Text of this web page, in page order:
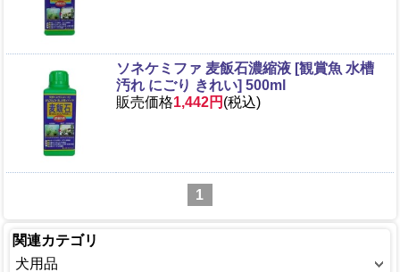
ソネケミファ 麦飯石濃縮液 [観賞魚 水槽
汚れ にごり きれい] 500ml
販売価格1,442円 (税込)
1
関連カテゴリ
犬用品